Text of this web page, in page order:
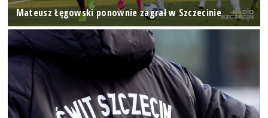
Mateusz Łęgowski ponownie zagrał w Szczecinie